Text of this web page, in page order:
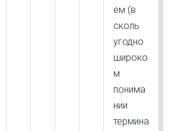
ем (в
сколь
угодно
широко
м
понима
нии
термина